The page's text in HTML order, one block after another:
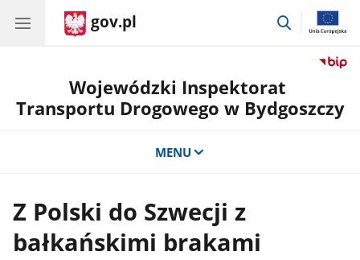
gov.pl
przejdź
Wojewódzki Inspektorat
Transportu Drogowego w Bydgoszczy
MENU
Z Polski do Szwecji z
bałkańskimi brakami